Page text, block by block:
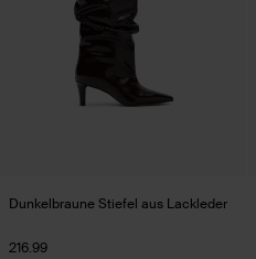
Dunkelbraune Stiefel aus Lackleder
216.99